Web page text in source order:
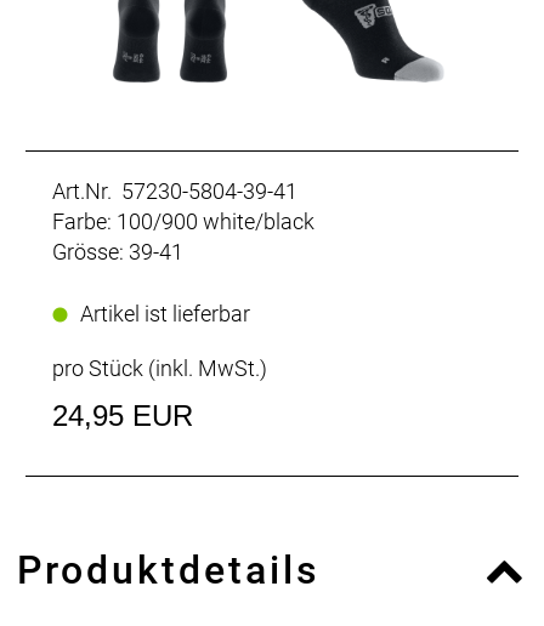
Art.Nr. 57230-5804-39-41
Farbe: 100/900 white/black
Grösse: 39-41
Artikel ist lieferbar
pro Stück (inkl. MwSt.)
24,95 EUR
Produktdetails